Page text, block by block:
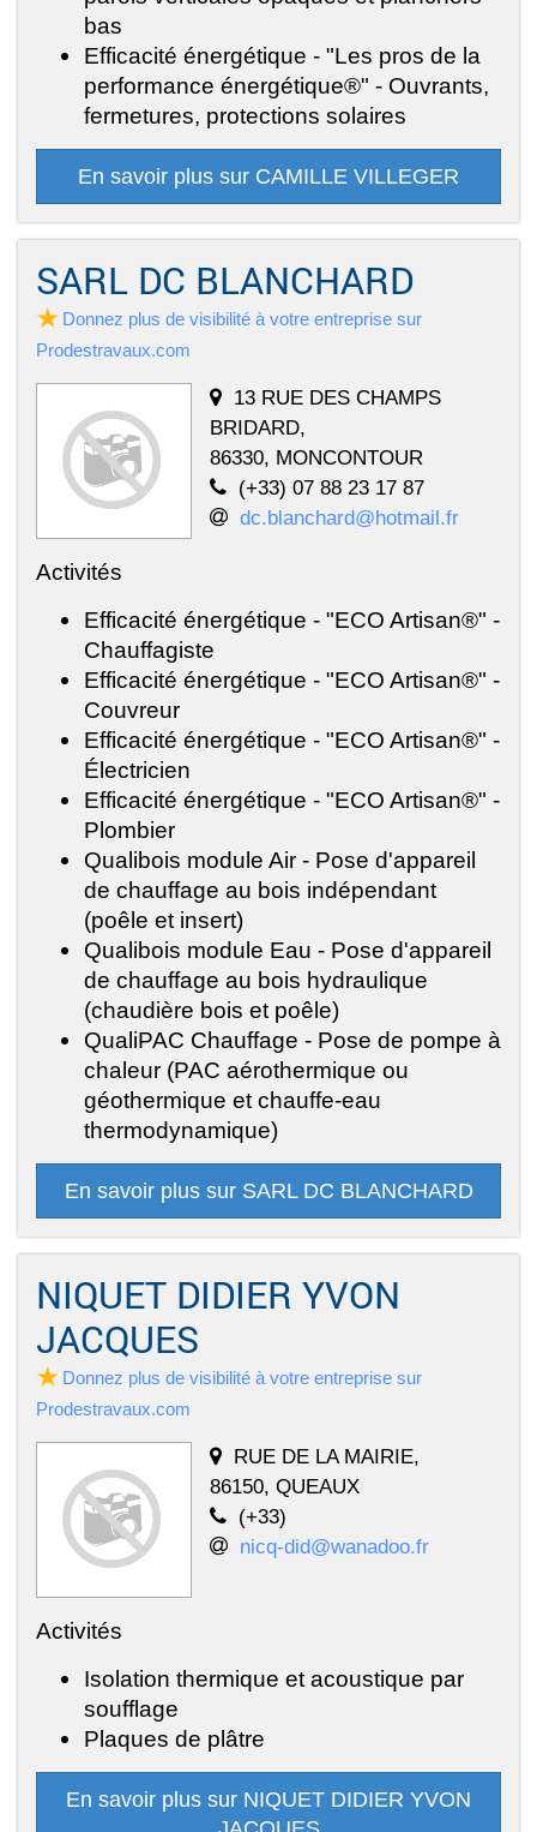
bas
Efficacité énergétique - "Les pros de la
performance énergétique®" - Ouvrants,
fermetures, protections solaires
En savoir plus sur CAMILLE VILLEGER
SARL DC BLANCHARD
Donnez plus de visibilité à votre entreprise sur
Prodestravaux.com
13 RUE DES CHAMPS
BRIDARD,
86330, MONCONTOUR
(+33) 07 88 23 17 87
dc.blanchard@hotmail.fr
Activités
Efficacité énergétique - "ECO Artisan®" -
Chauffagiste
Efficacité énergétique - "ECO Artisan®" -
Couvreur
Efficacité énergétique - "ECO Artisan®" -
Électricien
Efficacité énergétique - "ECO Artisan®" -
Plombier
Qualibois module Air - Pose d'appareil
de chauffage au bois indépendant
(poêle et insert)
Qualibois module Eau - Pose d'appareil
de chauffage au bois hydraulique
(chaudière bois et poêle)
QualiPAC Chauffage - Pose de pompe à
chaleur (PAC aérothermique ou
géothermique et chauffe-eau
thermodynamique)
En savoir plus sur SARL DC BLANCHARD
NIQUET DIDIER YVON
JACQUES
Donnez plus de visibilité à votre entreprise sur
Prodestravaux.com
RUE DE LA MAIRIE,
86150, QUEAUX
(+33)
nicq-did@wanadoo.fr
Activités
Isolation thermique et acoustique par
soufflage
Plaques de plâtre
En savoir plus sur NIQUET DIDIER YVON